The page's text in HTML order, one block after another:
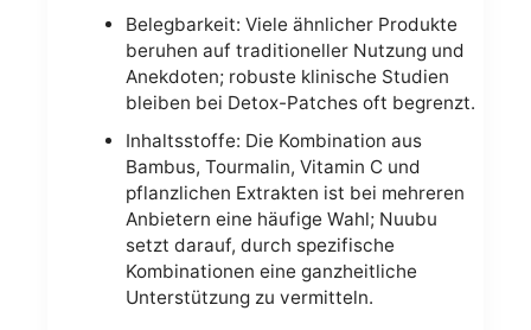
Belegbarkeit: Viele ähnlicher Produkte
beruhen auf traditioneller Nutzung und
Anekdoten; robuste klinische Studien
bleiben bei Detox-Patches oft begrenzt.
Inhaltsstoffe: Die Kombination aus
Bambus, Tourmalin, Vitamin C und
pflanzlichen Extrakten ist bei mehreren
Anbietern eine häufige Wahl; Nuubu
setzt darauf, durch spezifische
Kombinationen eine ganzheitliche
Unterstützung zu vermitteln.